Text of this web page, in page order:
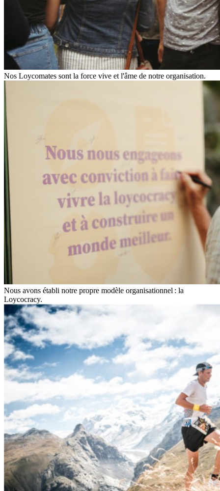
Nos Loycomates sont la force vive et l'âme de notre organisation.
Nous avons établi notre propre modèle organisationnel : la
Loycocracy.